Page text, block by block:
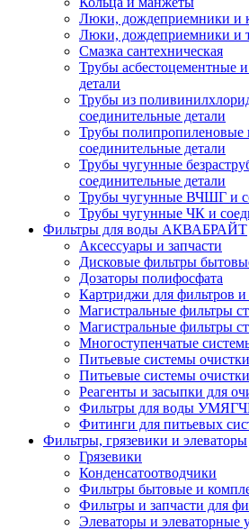
Люки, дождеприемники и
Люки, дождеприемники и
Смазка сантехническая
Трубы асбестоцементные
детали
Трубы из
соединительные детали
Трубы полипропиленовые
соединительные детали
Трубы чугунные
соединительные детали
Трубы чугунные ВЧШГ и
Трубы чугунные ЧК и
Фильтры для воды АКВАБРАЙТ
Аксессуары и запчасти
Дисковые фильтры
Дозаторы полифосфата
Картриджи для фильтров
Магистральные фильтры
Магистральные фильтры
Многоступенчатые
Питьевые системы
Питьевые системы
Реагенты и засыпки для
Фильтры для воды
Фитинги для питьевых
Фильтры, грязевики и элеваторы
Грязевики
Конденсатоотводчики
Фильтры бытовые и
Фильтры и запчасти для
Элеваторы и элеваторные